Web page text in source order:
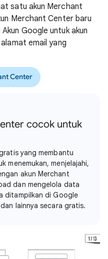
satu akun Merchant
Merchant Center baru
Google untuk akun
email yang
Center
cocok untuk
yang membantu
menemukan, menjelajahi,
akun Merchant
dan mengelola data
ditampilkan di Google
lainnya secara gratis.